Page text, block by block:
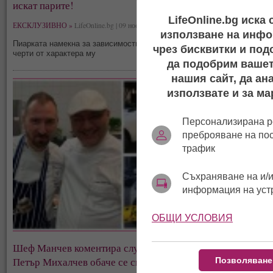
искат парите!
ЕКСКЛУЗИВНО » LifeOnline.bg | 09 ноември, 07:14
Пиарката намекна за зависимостите на готвача и за специфични
черти от характера му
Шеф Манчев коментира случая Токев! Силвена Роу и
Петър Михалчев обаче се спотайват!
LifeOnline.bg иска
използване на
чрез бисквитки и
да подобрим
нашия сайт, да
използвате и за
Персонализирана
преброяване на
трафик
Съхраняване на и/
информация на
ОБЩИ УСЛОВИЯ